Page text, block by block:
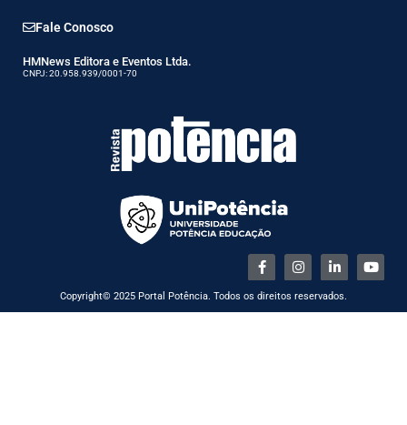
Fale Conosco
HMNews Editora e Eventos Ltda.
CNPJ: 20.958.939/0001-70
Copyright© 2025 Portal Potência. Todos os direitos reservados.